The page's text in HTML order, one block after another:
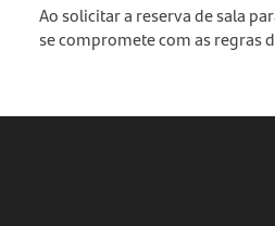
Ao solicitar a reserva de sala
se compromete com as regras